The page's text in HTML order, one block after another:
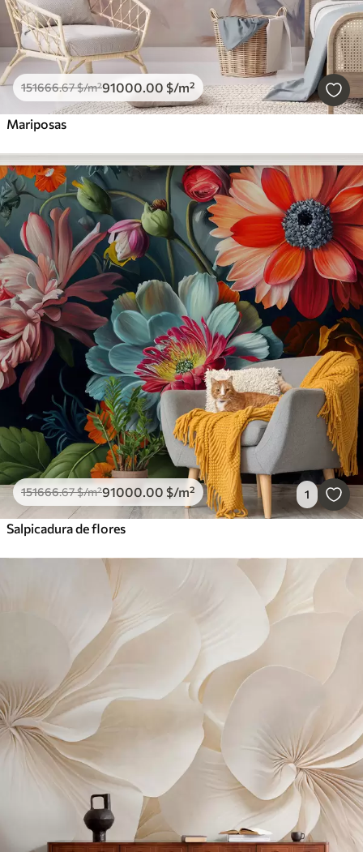
151666.67$/m²91000 .00 $/m²
Mariposas
151666.67$/m²91000 .00 $/m² 1
Salpicadura de flores